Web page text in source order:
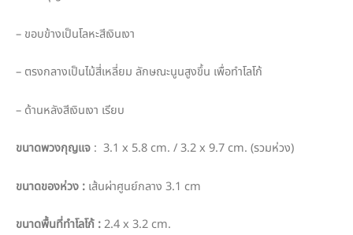
– ขอบข้างเป็นโลหะสีเงินเงา
– ตรงกลางเป็นไม้สี่เหลี่ยม ลักษณะนูนสูงขึ้น เพื่อทำโลโก้
– ด้านหลังสีเงินเงา เรียบ
ขนาดพวงกุญแจ : 3.1 x 5.8 cm. / 3.2 x 9.7 cm. (รวมห่วง)
ขนาดของห่วง : เส้นผ่าศูนย์กลาง 3.1 cm
ขนาดพื้นที่ทำโลโก้ :2.4 x 3.2 cm.